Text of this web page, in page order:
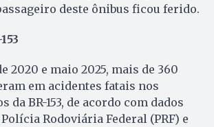
deste ônibus ficou ferido.
2020 e maio 2025, mais de 360
em acidentes fatais nos
da BR-153, de acordo com dados
Rodoviária Federal (PRF) e